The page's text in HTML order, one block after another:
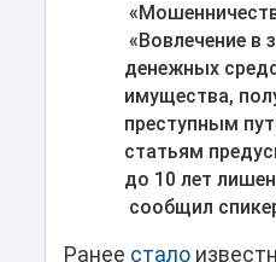
«Вовлечение в
денежных
имущества,
преступным
статьям
до 10 лет
сообщил
Ранее стало